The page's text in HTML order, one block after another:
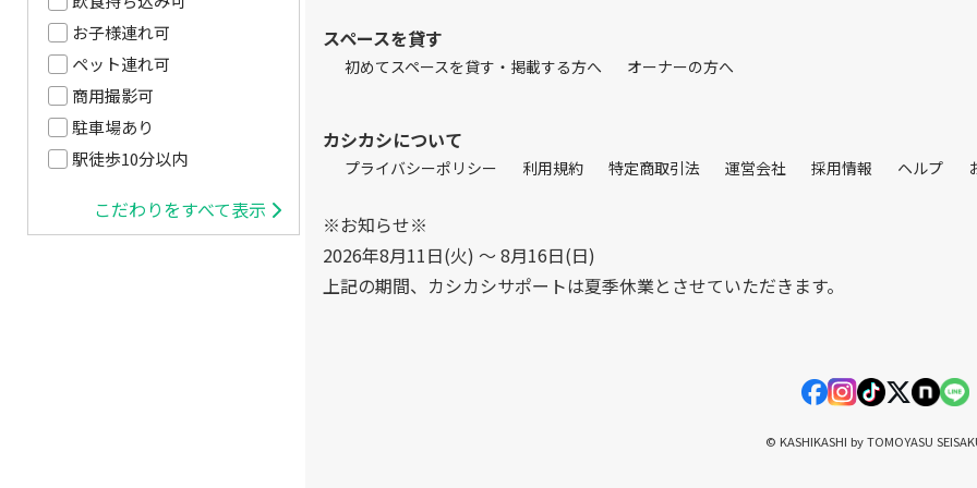
駅徒歩10分以内
お子様連れ可
ペット連れ可
商用撮影可
駐車場あり
こだわりをすべて表示
スペースを貸す
初めてスペースを貸す・掲載する方へ オーナーの方へ
カシカシについて
プライバシーポリシー 利用規約 特定商取引法 運営会社 採用情報 ヘルプ
※お知らせ※
2026年8月11日(火) 〜 8月16日(日)
上記の期間、カシカシサポートは夏季休業とさせていただきます。
© KASHIKASHI by TOMOYASU